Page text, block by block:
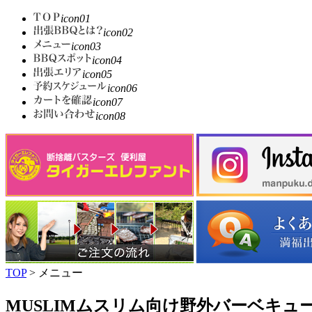
icon01
icon02
icon03
icon04
icon05
icon06
icon07
icon08
TOP> メニュー
MUSLIMムスリム向け野外バーベキュ